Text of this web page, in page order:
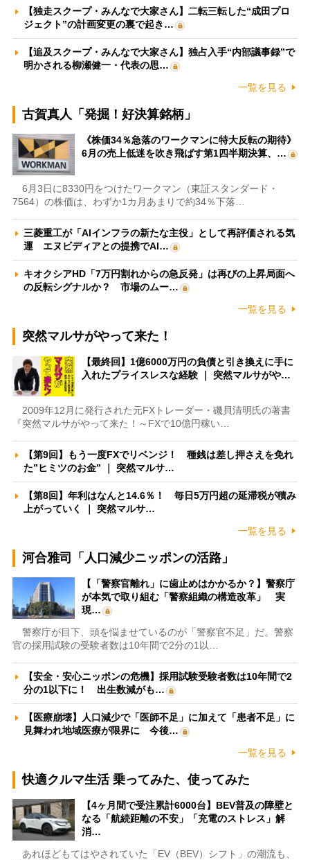
【独走スクープ・みんなで大家さん】二転三転した“成田プロ
ジェクト”の計画変更の裏で起き…
【追及スクープ・みんなで大家さん】独占入手“内部議事録”で
明かされる柳瀬健一・代表の思…
一覧を見る
古賀真人「発掘！好決算銘柄」
《株価34％急落のワークマンに特大反転の期待》
6月の売上低迷を吹き飛ばす第1四半期決算、…
6月3日に8330円をつけたワークマン（東証スタンダード・
7564）の株価は、わずか1カ月あまりで約34％下落…
三菱重工が「AIインフラの新たな主役」として再評価される気
運 エヌビディアとの提携でAI…
キオクシアHD「7万円割れからの急反発」は再びの上昇局面へ
の反転シグナルか？ 市場のムー…
一覧を見る
突然マルサがやって来た！
【最終回】1億6000万円の負債と引き換えに手に
入れたプライスレスな経験 ｜ 突然マルサがや…
2009年12月に発行された元FXトレーダー・磯貝清明氏の著書
『突然マルサがやって来た！～FXで10億円稼い…
【第9回】もう一度FXでリベンジ！ 種銭は差し押さえを免れ
た”ヒミツのお金” ｜ 突然マルサ…
【第8回】年利はなんと14.6％！ 毎日5万円超の延滞税が積み
上がっていく ｜ 突然マルサ…
一覧を見る
河合雅司「人口減少ニッポンの活路」
【「警察官離れ」に歯止めはかかるか？】警察庁
が本気で取り組む「警察組織の構造改革」 実
現…
警察庁が目下、頭を悩ませているのが「警察官不足」だ。警察
官の採用試験の受験者数は10年間で2分の1以…
【安全・安心ニッポンの危機】採用試験受験者数は10年間で2
分の1以下に！ 出生数減がも…
【医療崩壊】人口減少で「医師不足」に加えて「患者不足」に
見舞われ地域医療が限界に 今後…
一覧を見る
快適クルマ生活 乗ってみた、使ってみた
【4ヶ月間で受注累計6000台】BEV普及の障壁と
なる「航続距離の不安」「充電のストレス」解
消…
あれほどもてはやされていた「EV（BEV）シフト」の潮流も、